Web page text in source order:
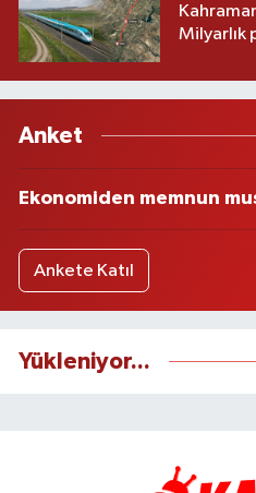
Milyarlık
Anket
Ekonomiden memnun
Ankete Katıl
Yükleniyor...